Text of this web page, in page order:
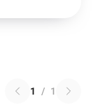
1 / 1